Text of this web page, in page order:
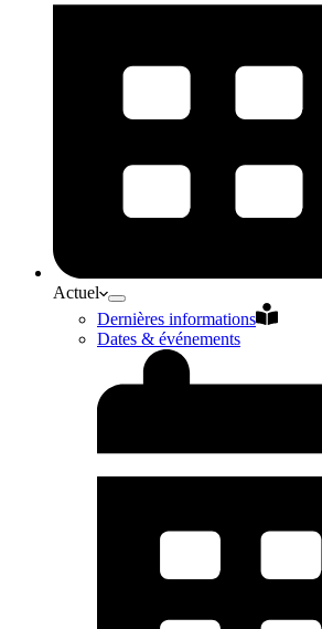
Actuel
Dernières informations
Dates & événements